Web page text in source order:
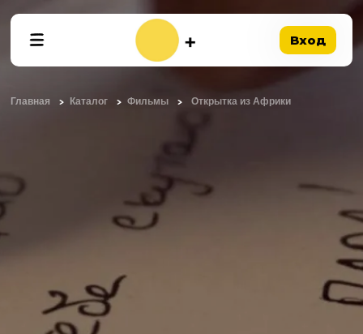
Вход
Главная Каталог Фильмы Открытка из Африки